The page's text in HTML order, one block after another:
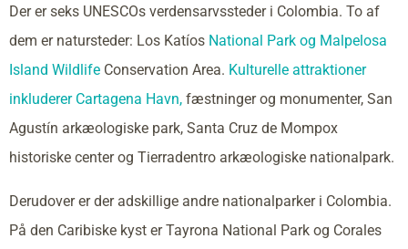
Der er seks UNESCOs verdensarvssteder i Colombia. To af
dem er natursteder: Los Katíos National Park og Malpelosa
Island Wildlife Conservation Area. Kulturelle attraktioner
inkluderer Cartagena Havn, fæstninger og monumenter, San
Agustín arkæologiske park, Santa Cruz de Mompox
historiske center og Tierradentro arkæologiske nationalpark.
Derudover er der adskillige andre nationalparker i Colombia.
På den Caribiske kyst er Tayrona National Park og Corales